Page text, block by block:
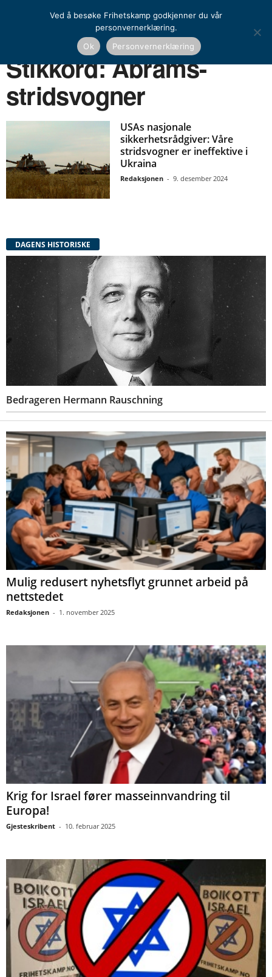
Abrams-stridsvogner
Stikkord: Abrams-
stridsvogner
USAs nasjonale
sikkerhetsrådgiver: Våre
stridsvogner er ineffektive i
Ukraina
Redaksjonen - 9. desember 2024
DAGENS HISTORISKE
Bedrageren Hermann Rauschning
Mulig redusert nyhetsflyt grunnet arbeid på
nettstedet
Redaksjonen - 1. november 2025
Krig for Israel fører masseinnvandring til
Europa!
Gjesteskribent - 10. februar 2025
Ved å besøke Frihetskamp godkjenner du vår
personvernerklæring.
Ok
Personvernerklæring